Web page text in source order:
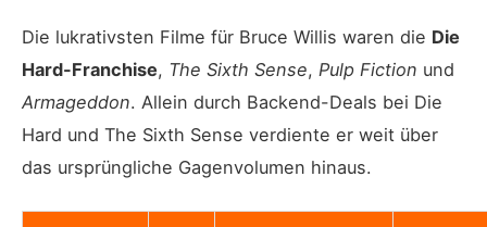
Die lukrativsten Filme für Bruce Willis waren die Die
Hard-Franchise, The Sixth Sense, Pulp Fiction und
Armageddon. Allein durch Backend-Deals bei Die
Hard und The Sixth Sense verdiente er weit über
das ursprüngliche Gagenvolumen hinaus.